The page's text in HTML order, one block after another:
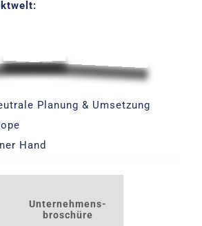
Planung & Umsetzung
Hand
Unternehmens-
broschüre